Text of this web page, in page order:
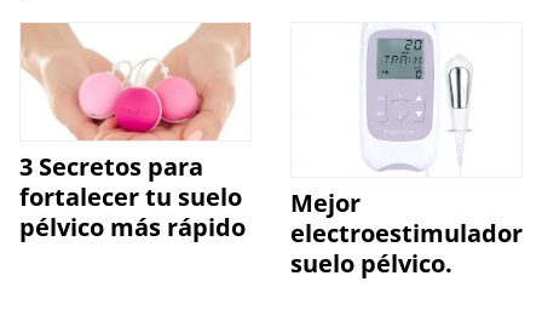
3 Secretos para
fortalecer tu suelo
pélvico más rápido
Mejor
electroestimulador
suelo pélvico.